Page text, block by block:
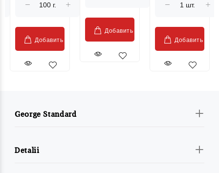
Добавить
Добавить
Добавить
George Standard
Detalii